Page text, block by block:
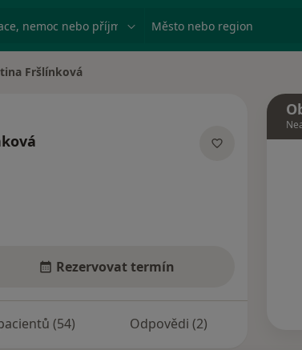
nemoc nebo příjmení Město nebo region
Fršlínková
Rezervovat termín
(54) Odpovědi (2)